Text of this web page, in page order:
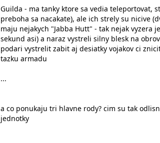
Guilda - ma tanky ktore sa vedia teleportovat,
preboha sa nacakate), ale ich strely su nicive
maju nejakych "Jabba Hutt" - tak nejak vyzera
sekund asi) a naraz vystreli silny blesk na
podari vystrelit zabit aj desiatky vojakov ci
tazku armadu
...
a co ponukaju tri hlavne rody? cim su tak
jednotky